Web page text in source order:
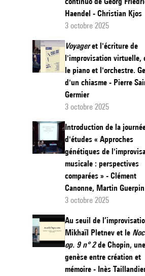
Haendel - Christian Kjos
3 octobre 2025
Voyageret l'écriture de
l'improvisation virtuelle,
le piano et l'orchestre.
d'un chiasme - Pierre
Germier
3 octobre 2025
Introduction de la
d'études « Approches
génétiques de
musicale : perspectives
comparées » - Clément
Canonne, Martin Guerpin
3 octobre 2025
Au seuil de
Mikhaïl Pletnev et le
op. 9 n° 2de Chopin, une
genèse entre création et
mémoire - Inès